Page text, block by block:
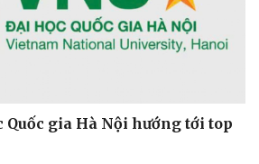
gia Hà Nội hướng tới top